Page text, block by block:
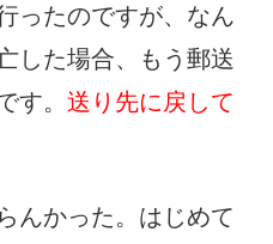
ったのですが、なん
した場合、もう郵送
す。 送り先に戻して
んかった。はじめて